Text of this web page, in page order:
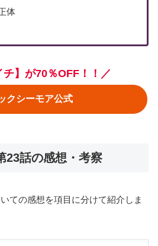
体
チ】が70％OFF！！／
クシーモア公式
23話の感想・考察
ての感想を項目に分けて紹介しま